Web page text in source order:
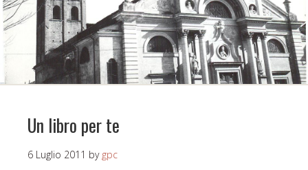
Un libro per te
6 Luglio 2011 by gpc